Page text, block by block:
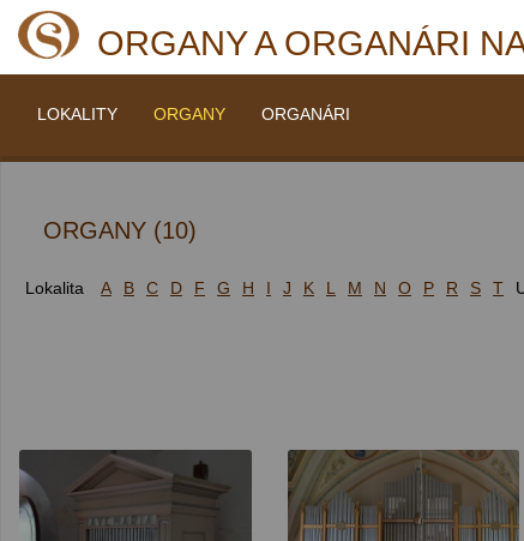
ORGANY A ORGANÁRI
LOKALITY ORGANY ORGANÁRI
ORGANY (10)
Lokalita A B C D F G H I J K L M N O P R S T